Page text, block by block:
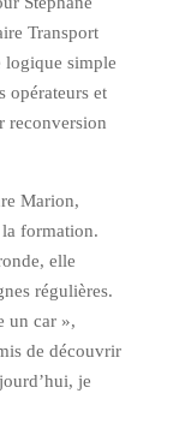
Transport
logique simple
opérateurs et
reconversion
Marion,
la formation.
elle
régulières.
un car »,
de découvrir
je